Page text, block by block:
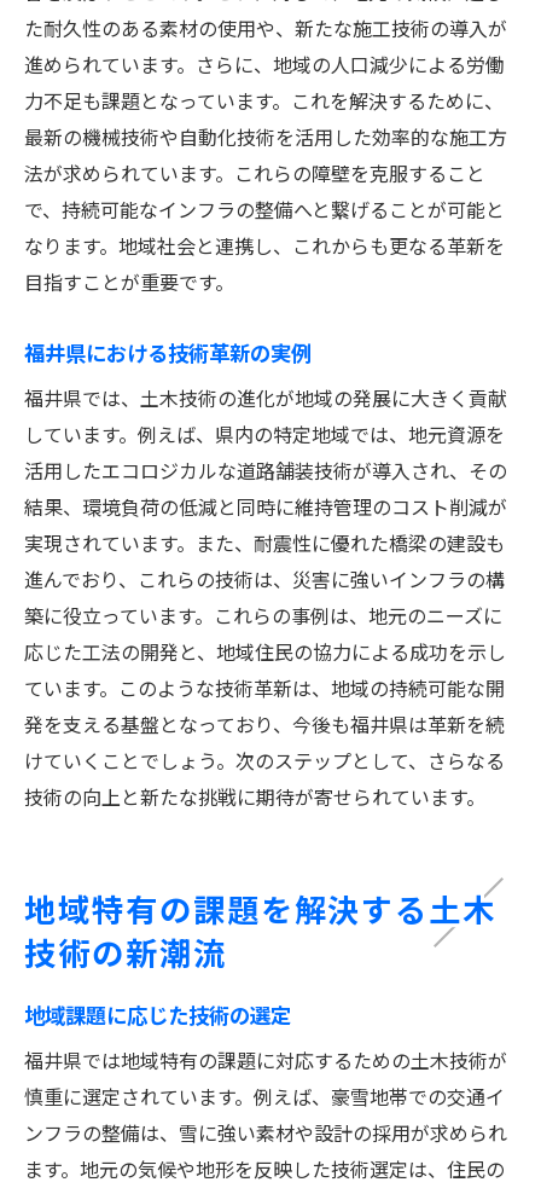
た耐久性のある素材の使用や、新たな施工技術の導入が
進められています。さらに、地域の人口減少による労働
力不足も課題となっています。これを解決するために、
最新の機械技術や自動化技術を活用した効率的な施工方
法が求められています。これらの障壁を克服すること
で、持続可能なインフラの整備へと繋げることが可能と
なります。地域社会と連携し、これからも更なる革新を
目指すことが重要です。
福井県における技術革新の実例
福井県では、土木技術の進化が地域の発展に大きく貢献
しています。例えば、県内の特定地域では、地元資源を
活用したエコロジカルな道路舗装技術が導入され、その
結果、環境負荷の低減と同時に維持管理のコスト削減が
実現されています。また、耐震性に優れた橋梁の建設も
進んでおり、これらの技術は、災害に強いインフラの構
築に役立っています。これらの事例は、地元のニーズに
応じた工法の開発と、地域住民の協力による成功を示し
ています。このような技術革新は、地域の持続可能な開
発を支える基盤となっており、今後も福井県は革新を続
けていくことでしょう。次のステップとして、さらなる
技術の向上と新たな挑戦に期待が寄せられています。
地域特有の課題を解決する土木
技術の新潮流
地域課題に応じた技術の選定
福井県では地域特有の課題に対応するための土木技術が
慎重に選定されています。例えば、豪雪地帯での交通イ
ンフラの整備は、雪に強い素材や設計の採用が求められ
ます。地元の気候や地形を反映した技術選定は、住民の